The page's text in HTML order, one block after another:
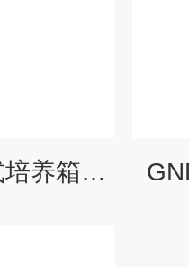
江苏实验室隔水式培养箱厂家